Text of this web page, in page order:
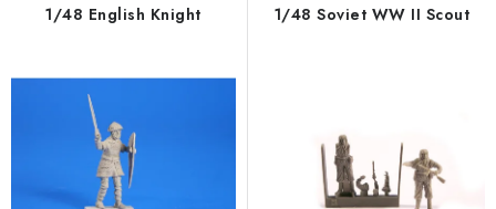
P
o
1/48 English Knight 1/48 Soviet WW II Scout